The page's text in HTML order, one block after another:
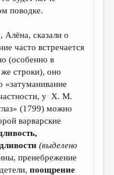
поводке.
сказали о
часто встречается
(особенно в
строки), оно
«затуманивание
у Х. М.
(1799) можно
варварские
(выделено
пренебрежение
поощрение